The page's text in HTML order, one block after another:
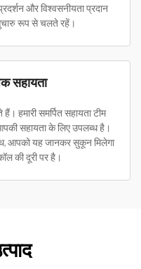
और विश्वसनीयता प्रदान
रूप से चलते रहें।
सहायता
हमारी समर्पित सहायता टीम
सहायता के लिए उपलब्ध है।
आपको यह जानकर सुकून मिलेगा
की दूरी पर है।